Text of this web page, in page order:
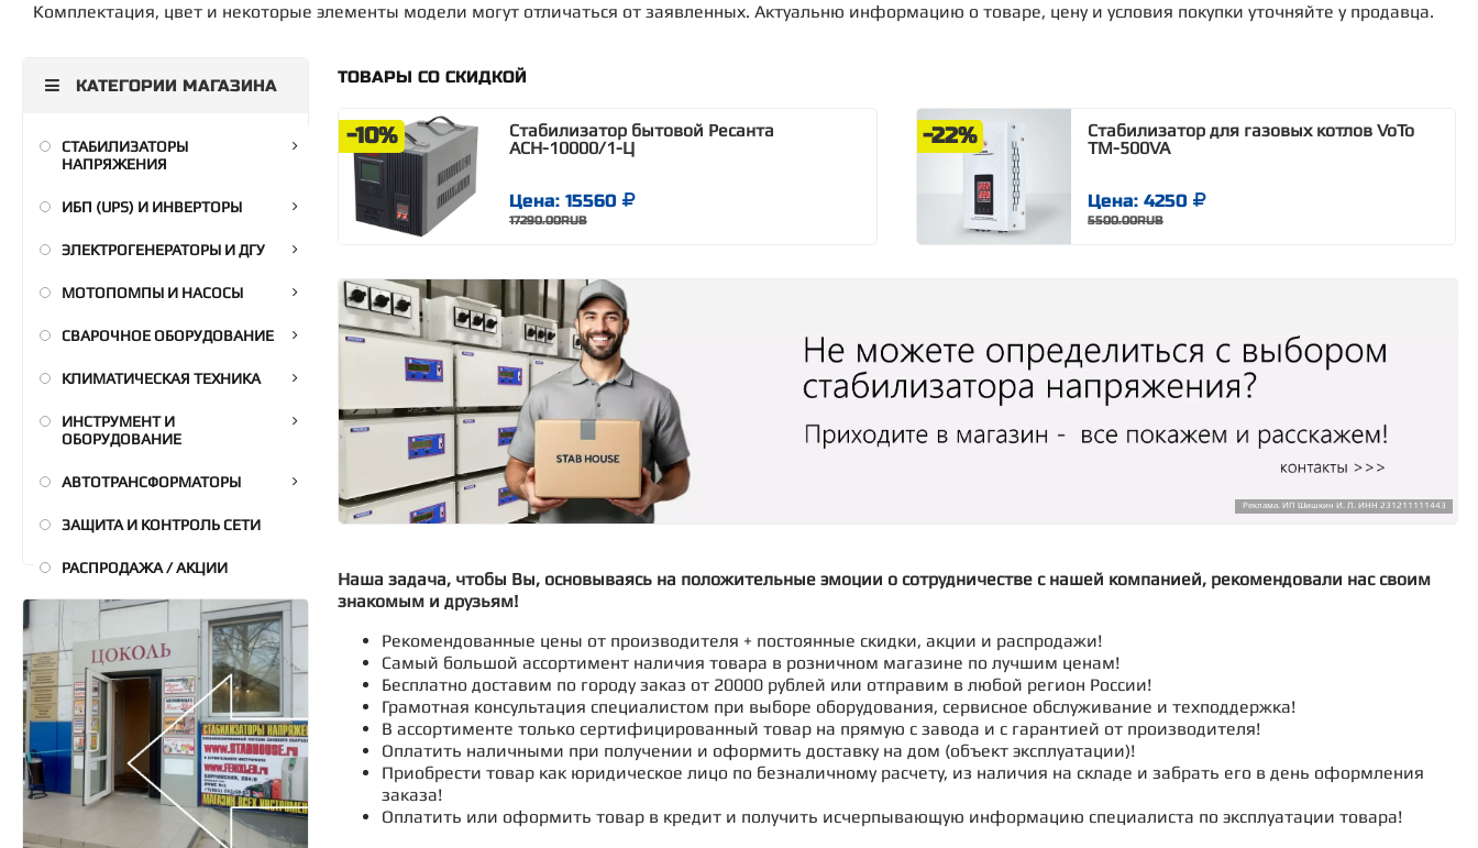
Комплектация, цвет и некоторые элементы модели могут отличаться от заявленных. Актуальню информацию о товаре, цену и условия покупки уточняйте у продавца.
ТОВАРЫ СО СКИДКОЙ
-10%
Стабилизатор бытовой Ресанта
АСН-10000/1-Ц
Цена: 15560
17290.00RUB
-22%
Стабилизатор для газовых котлов VoTo
TM-500VA
Цена: 4250
5500.00RUB
Реклама. ИП Шишкин И. Л. ИНН 231211111443
Наша задача, чтобы Вы, основываясь на положительные эмоции о сотрудничестве с нашей компанией, рекомендовали нас своим
знакомым и друзьям!
Рекомендованные цены от производителя + постоянные скидки, акции и распродажи!
Самый большой ассортимент наличия товара в розничном магазине по лучшим ценам!
Бесплатно доставим по городу заказ от 20000 рублей или отправим в любой регион России!
Грамотная консультация специалистом при выборе оборудования, сервисное обслуживание и техподдержка!
В ассортименте только сертифицированный товар на прямую с завода и с гарантией от производителя!
Оплатить наличными при получении и оформить доставку на дом (объект эксплуатации)!
Приобрести товар как юридическое лицо по безналичному расчету, из наличия на складе и забрать его в день оформления
заказа!
Оплатить или оформить товар в кредит и получить исчерпывающую информацию специалиста по эксплуатации товара!
КАТЕГОРИИ МАГАЗИНА
СТАБИЛИЗАТОРЫ
НАПРЯЖЕНИЯ
ИБП (UPS) И ИНВЕРТОРЫ
ЭЛЕКТРОГЕНЕРАТОРЫ И ДГУ
МОТОПОМПЫ И НАСОСЫ
СВАРОЧНОЕ ОБОРУДОВАНИЕ
КЛИМАТИЧЕСКАЯ ТЕХНИКА
ИНСТРУМЕНТ И
ОБОРУДОВАНИЕ
АВТОТРАНСФОРМАТОРЫ
ЗАЩИТА И КОНТРОЛЬ СЕТИ
РАСПРОДАЖА / АКЦИИ